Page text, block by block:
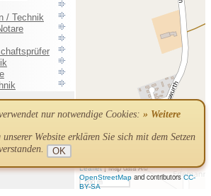
nur notwendige Cookies: » Weitere
Website erklären Sie sich mit dem Setzen
OK